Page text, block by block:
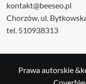
kontakt@beeseo.pl
Chorzów, ul.
tel. 510938313
Prawa autorskie